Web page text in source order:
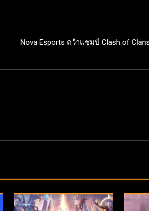
Nova Esports คว้าแชมป์ Clash of